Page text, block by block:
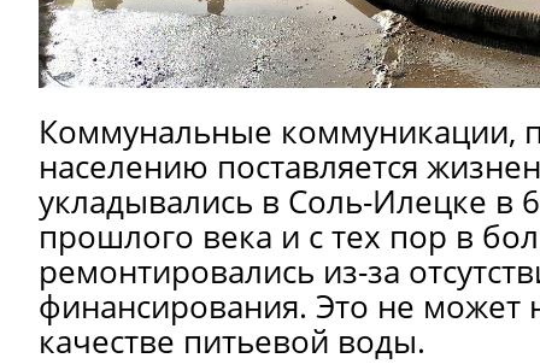
Коммунальные коммуникации,
населению поставляется
укладывались в Соль-Илецке в
прошлого века и с тех пор в
ремонтировались из-за
финансирования. Это не может
качестве питьевой воды.